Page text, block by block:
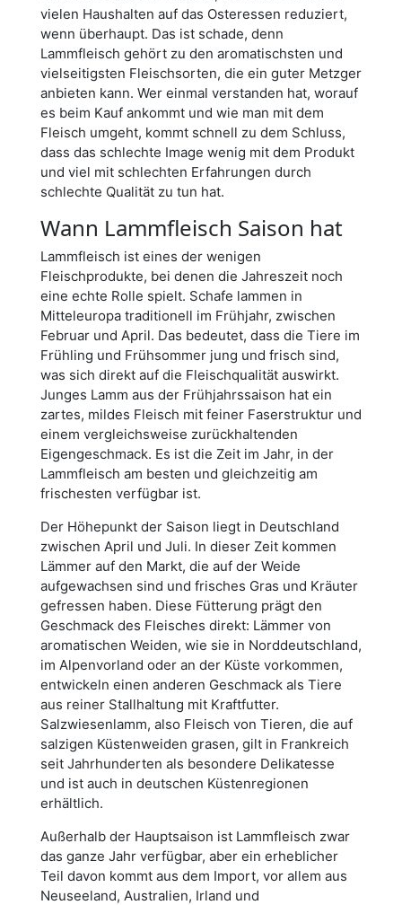
vielen Haushalten auf das Osteressen reduziert,
wenn überhaupt. Das ist schade, denn
Lammfleisch gehört zu den aromatischsten und
vielseitigsten Fleischsorten, die ein guter Metzger
anbieten kann. Wer einmal verstanden hat, worauf
es beim Kauf ankommt und wie man mit dem
Fleisch umgeht, kommt schnell zu dem Schluss,
dass das schlechte Image wenig mit dem Produkt
und viel mit schlechten Erfahrungen durch
schlechte Qualität zu tun hat.
Wann Lammfleisch Saison hat
Lammfleisch ist eines der wenigen
Fleischprodukte, bei denen die Jahreszeit noch
eine echte Rolle spielt. Schafe lammen in
Mitteleuropa traditionell im Frühjahr, zwischen
Februar und April. Das bedeutet, dass die Tiere im
Frühling und Frühsommer jung und frisch sind,
was sich direkt auf die Fleischqualität auswirkt.
Junges Lamm aus der Frühjahrssaison hat ein
zartes, mildes Fleisch mit feiner Faserstruktur und
einem vergleichsweise zurückhaltenden
Eigengeschmack. Es ist die Zeit im Jahr, in der
Lammfleisch am besten und gleichzeitig am
frischesten verfügbar ist.
Der Höhepunkt der Saison liegt in Deutschland
zwischen April und Juli. In dieser Zeit kommen
Lämmer auf den Markt, die auf der Weide
aufgewachsen sind und frisches Gras und Kräuter
gefressen haben. Diese Fütterung prägt den
Geschmack des Fleisches direkt: Lämmer von
aromatischen Weiden, wie sie in Norddeutschland,
im Alpenvorland oder an der Küste vorkommen,
entwickeln einen anderen Geschmack als Tiere
aus reiner Stallhaltung mit Kraftfutter.
Salzwiesenlamm, also Fleisch von Tieren, die auf
salzigen Küstenweiden grasen, gilt in Frankreich
seit Jahrhunderten als besondere Delikatesse
und ist auch in deutschen Küstenregionen
erhältlich.
Außerhalb der Hauptsaison ist Lammfleisch zwar
das ganze Jahr verfügbar, aber ein erheblicher
Teil davon kommt aus dem Import, vor allem aus
Neuseeland, Australien, Irland und